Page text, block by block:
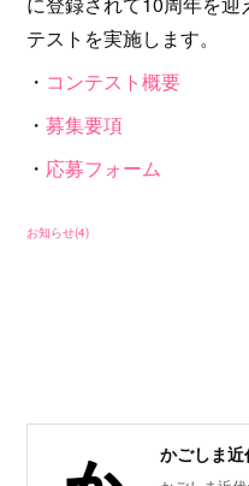
テストを実施します。
・ コンテスト概要
・募集要項
・ 応募フォーム
お知らせ(4)